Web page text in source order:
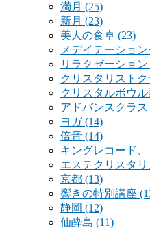
満月 (25)
新月 (23)
美人の食卓 (23)
メデイテーショ
リラクゼーション
クリスタリストク
クリスタルボウル
アドバンスクラス
ヨガ(14)
倍音 (14)
キングレコード、
エステクリスタリ
京都 (13)
響きの特別講座
静岡 (12)
仙酔島 (11)